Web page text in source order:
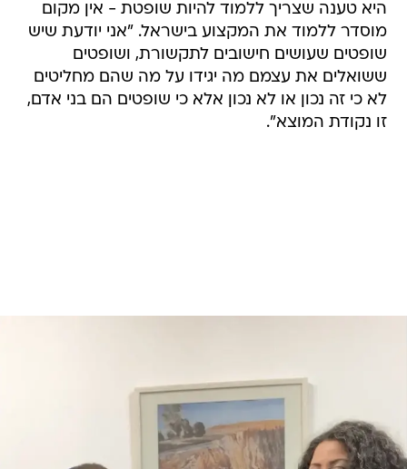
היא טענה שצריך ללמוד להיות שופטת - אין מקום
מוסדר ללמוד את המקצוע בישראל. "אני יודעת שיש
שופטים שעושים חישובים לתקשורת, ושופטים
ששואלים את עצמם מה יגידו על מה שהם מחליטים
לא כי זה נכון או לא נכון אלא כי שופטים הם בני אדם,
זו נקודת המוצא".